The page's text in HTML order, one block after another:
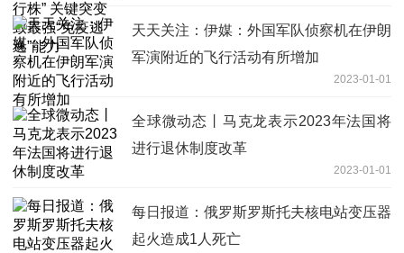
天天关注：伊媒：外国军队侦察机在伊朗
军演附近的飞行活动有所增加
2023-01-01
全球微动态丨马克龙表示2023年法国将
进行退休制度改革
2023-01-01
每日报道：俄罗斯罗斯托夫核电站变压器
起火造成1人死亡